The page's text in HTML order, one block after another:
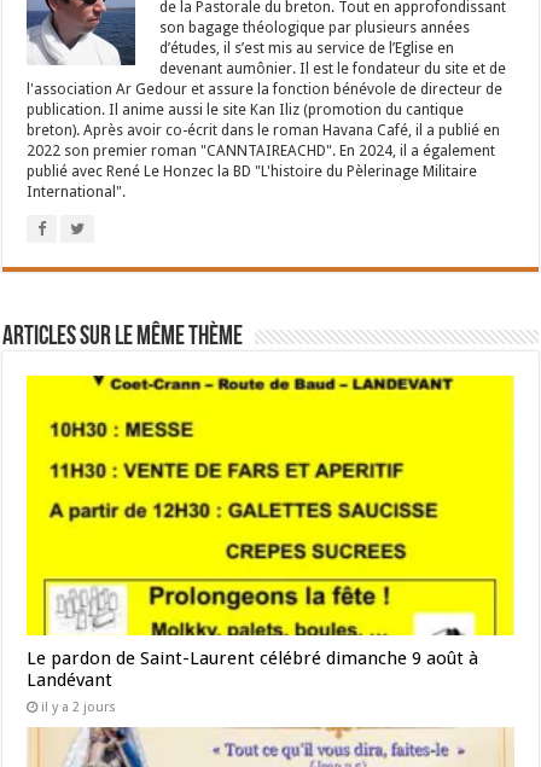
de la Pastorale du breton. Tout en approfondissant
son bagage théologique par plusieurs années
d’études, il s’est mis au service de l’Eglise en
devenant aumônier. Il est le fondateur du site et de
l'association Ar Gedour et assure la fonction bénévole de directeur de
publication. Il anime aussi le site Kan Iliz (promotion du cantique
breton). Après avoir co-écrit dans le roman Havana Café, il a publié en
2022 son premier roman "CANNTAIREACHD". En 2024, il a également
publié avec René Le Honzec la BD "L'histoire du Pèlerinage Militaire
International".
Articles sur le même thème
Le pardon de Saint-Laurent célébré dimanche 9 août à
Landévant
il y a 2 jours